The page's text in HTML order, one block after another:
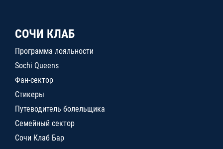
СОЧИ КЛАБ
Программа лояльности
Sochi Queens
Фан-сектор
Стикеры
Путеводитель болельщика
Семейный сектор
Сочи Клаб Бар